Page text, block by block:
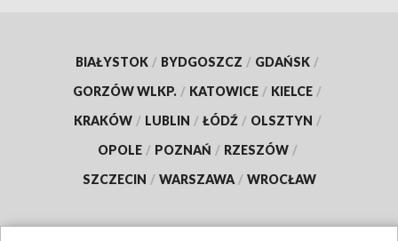
BIAŁYSTOK / BYDGOSZCZ / GDAŃSK /
GORZÓW WLKP. / KATOWICE / KIELCE /
KRAKÓW / LUBLIN / ŁÓDŹ / OLSZTYN /
OPOLE / POZNAŃ / RZESZÓW /
SZCZECIN / WARSZAWA / WROCŁAW